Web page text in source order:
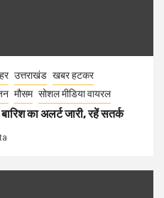
उत्तराखंड खबर हटकर
मौसम सोशल मीडिया वायरल
का अलर्ट जारी, रहें सतर्क